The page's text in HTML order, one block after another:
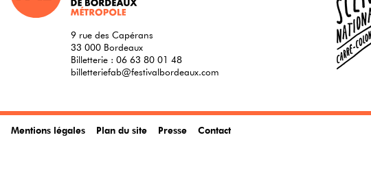
9 rue des Capérans
33 000 Bordeaux
Billetterie : 06 63 80 01 48
billetteriefab@festivalbordeaux.com
Mentions légales Plan du site Presse Contact